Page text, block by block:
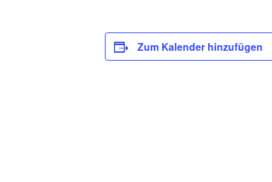
Zum Kalender hinzufügen